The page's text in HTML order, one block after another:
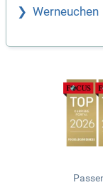
Werneuchen